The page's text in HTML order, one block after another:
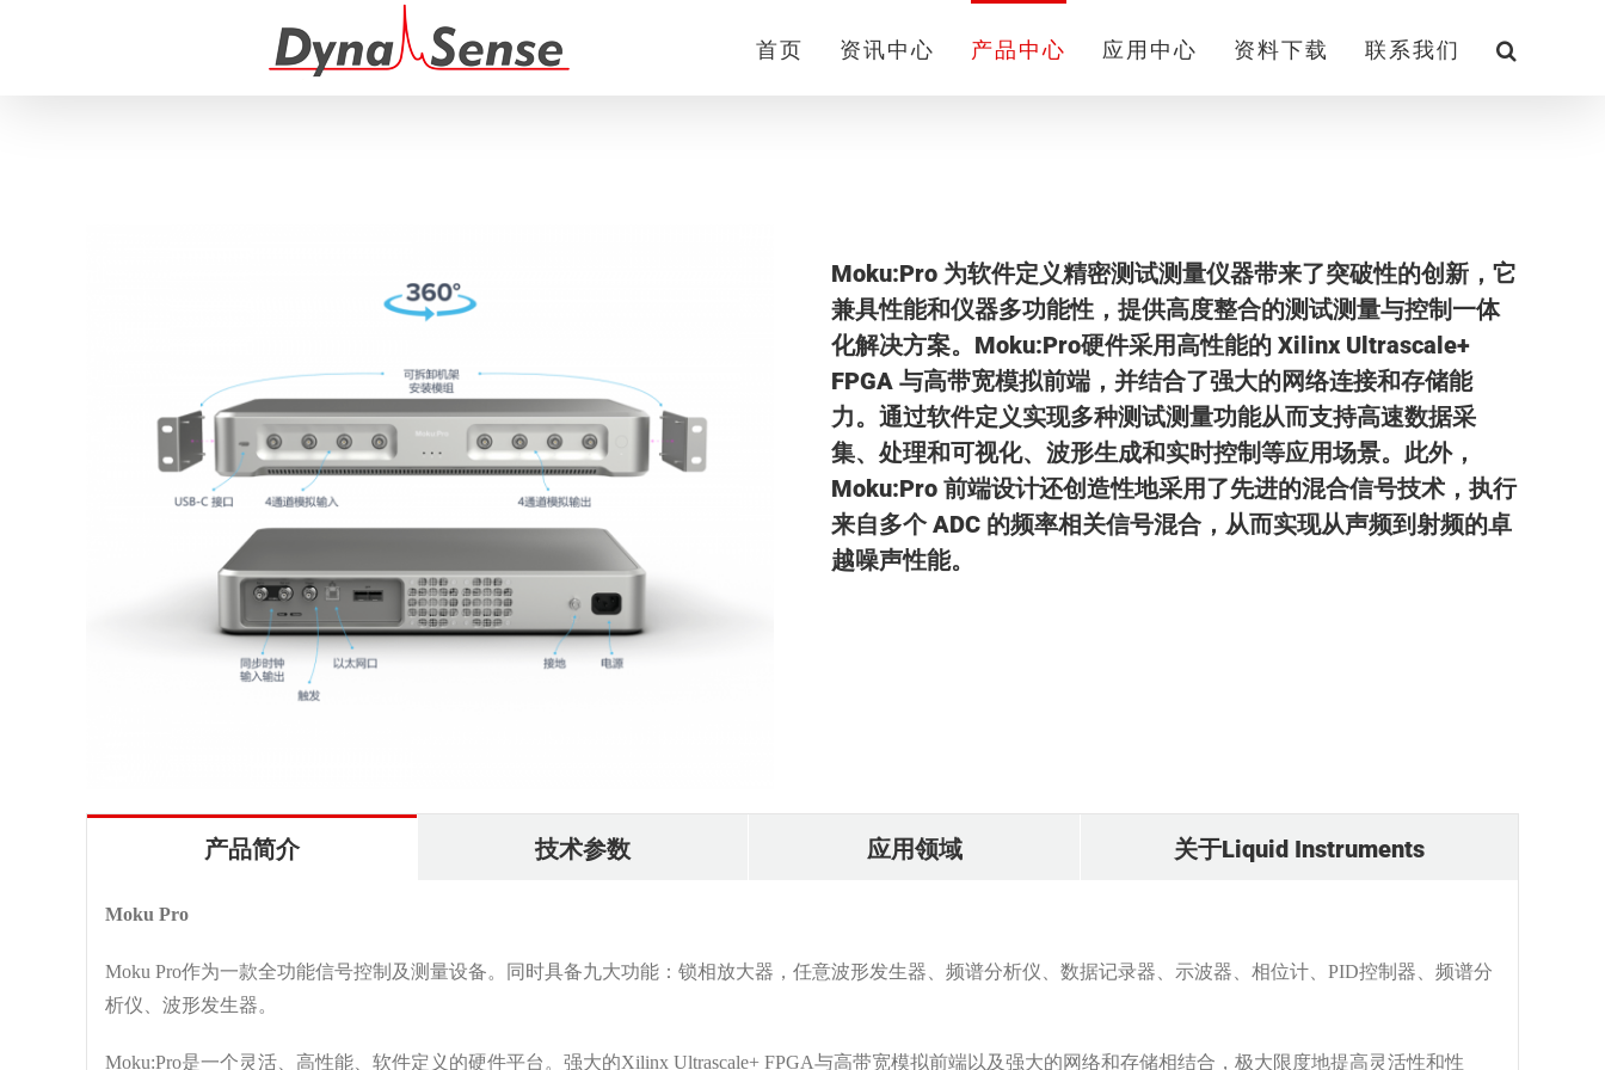
首页 资讯中心 产品中心 应用中心 资料下载 联系我们
Moku:Pro 为软件定义精密测试测量仪器带来了突破性的创新，它
兼具性能和仪器多功能性，提供高度整合的测试测量与控制一体
化解决方案。Moku:Pro硬件采用高性能的 Xilinx Ultrascale+
FPGA 与高带宽模拟前端，并结合了强大的网络连接和存储能
力。通过软件定义实现多种测试测量功能从而支持高速数据采
集、处理和可视化、波形生成和实时控制等应用场景。此外，
Moku:Pro 前端设计还创造性地采用了先进的混合信号技术，执行
来自多个 ADC 的频率相关信号混合，从而实现从声频到射频的卓
越噪声性能。
产品简介 技术参数 应用领域 关于Liquid Instruments
Moku Pro
Moku Pro作为一款全功能信号控制及测量设备。同时具备九大功能：锁相放大器，任意波形发生器、频谱分析仪、数据记录器、示波器、相位计、PID控制器、频谱分
析仪、波形发生器。
Moku:Pro是一个灵活、高性能、软件定义的硬件平台。强大的Xilinx Ultrascale+ FPGA与高带宽模拟前端以及强大的网络和存储相结合，极大限度地提高灵活性和性